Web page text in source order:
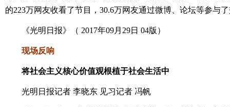
的223万网友收看了节目，30.6万网友通过微博、论坛等参与
《光明日报》（ 2017年09月29日 04版）
现场反响
将社会主义核心价值观根植于社会生活中
光明日报记者 李晓东 见习记者 冯帆